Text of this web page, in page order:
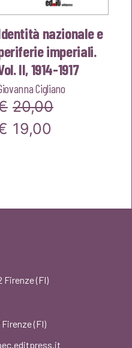
nazionale e
imperiali.
II, 1914-1917
Cigliano
20,00
19,00
Firenze (FI)
(FI)